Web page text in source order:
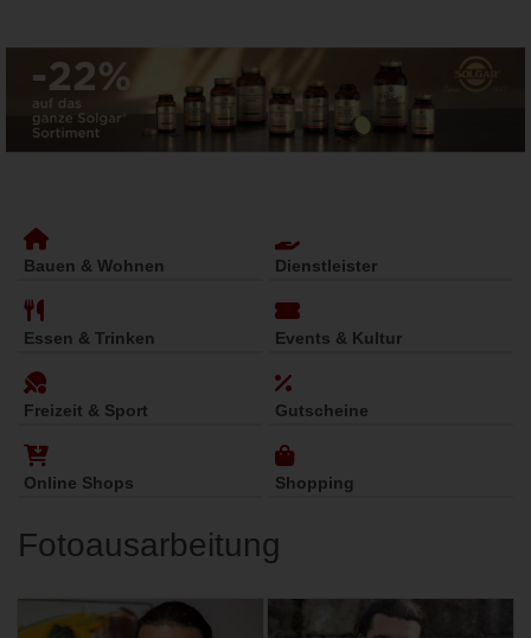
Bauen & Wohnen Dienstleister
Essen & Trinken Events & Kultur
Freizeit & Sport Gutscheine
Online Shops Shopping
Fotoausarbeitung